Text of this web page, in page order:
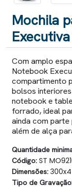
Mochila
Com amplo
Notebook
compartimento
bolsos
notebook e
forrado, ideal
ainda com
além de alça
Quantidade
Código: ST
Dimensões:
Tipo de